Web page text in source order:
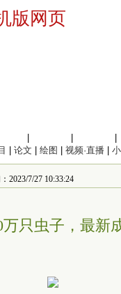
版网页
论文 绘图 视频·直播
2023/7/27 10:33:24
只虫子，最新